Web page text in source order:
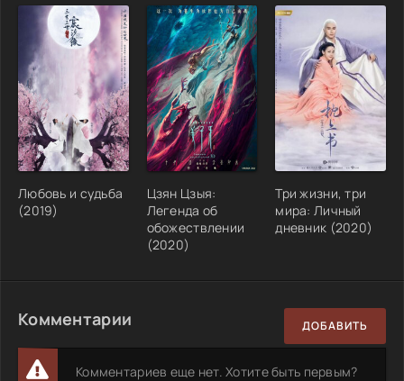
Любовь и судьба
(2019)
Цзян Цзыя:
Легенда об
обожествлении
(2020)
Три жизни, три
мира: Личный
дневник (2020)
Комментарии ДОБАВИТЬ
Комментариев еще нет. Хотите быть первым?